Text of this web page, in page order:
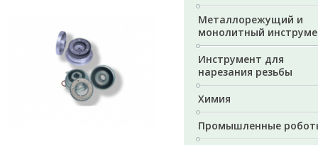
Металлорежущий и
монолитный
Инструмент для
нарезания резьбы
Химия
Промышленные